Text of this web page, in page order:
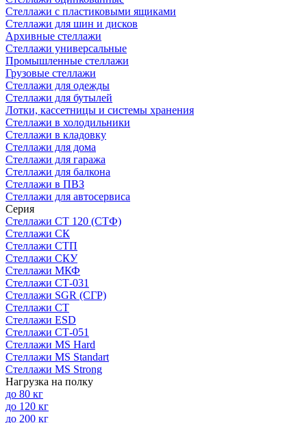
Стеллажи с пластиковыми ящиками
Стеллажи для шин и дисков
Архивные стеллажи
Стеллажи универсальные
Промышленные стеллажи
Грузовые стеллажи
Стеллажи для одежды
Стеллажи для бутылей
Лотки, кассетницы и системы хранения
Стеллажи в холодильники
Стеллажи в кладовку
Стеллажи для дома
Стеллажи для гаража
Стеллажи для балкона
Стеллажи в ПВЗ
Стеллажи для автосервиса
Серия
Стеллажи СТ 120 (СТФ)
Стеллажи СК
Стеллажи СТП
Стеллажи СКУ
Стеллажи МКФ
Стеллажи СТ-031
Стеллажи SGR (СГР)
Стеллажи СТ
Стеллажи ESD
Стеллажи СТ-051
Стеллажи MS Hard
Стеллажи MS Standart
Стеллажи MS Strong
Нагрузка на полку
до 80 кг
до 120 кг
до 200 кг